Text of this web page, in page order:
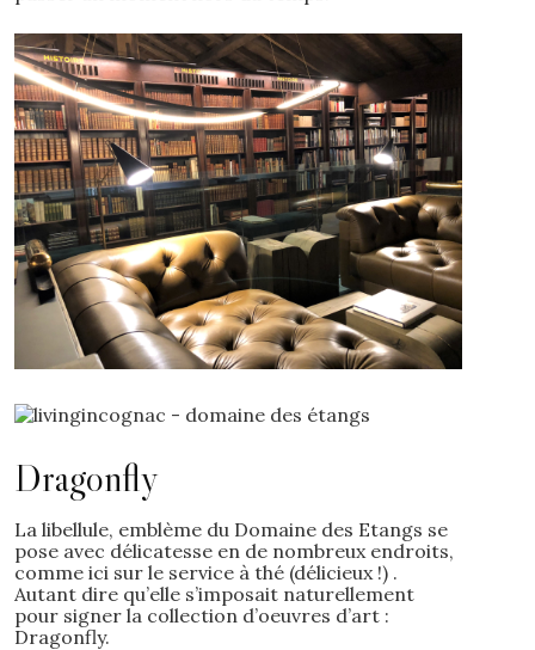
Dragonfly
La libellule, emblème du Domaine des Etangs se
pose avec délicatesse en de nombreux endroits,
comme ici sur le service à thé (délicieux !) .
Autant dire qu’elle s’imposait naturellement
pour signer la collection d’oeuvres d’art :
Dragonfly.